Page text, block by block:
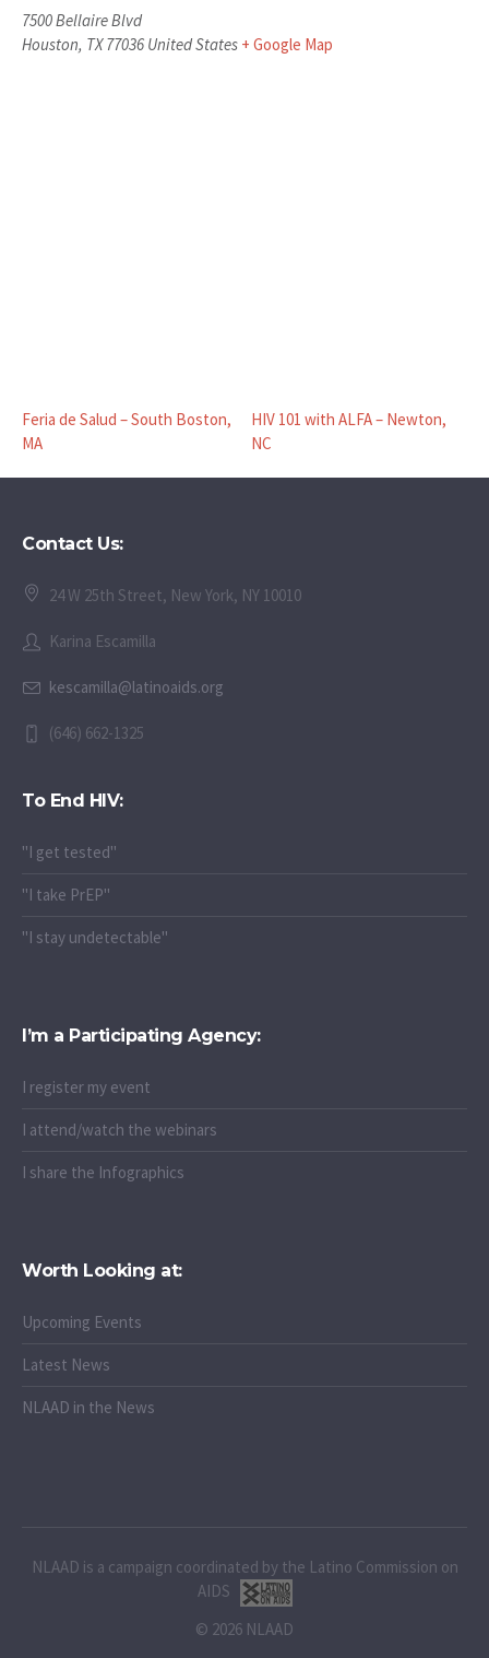
7500 Bellaire Blvd
Houston, TX 77036 United States + Google Map
Feria de Salud – South Boston,
MA
HIV 101 with ALFA – Newton,
NC
Contact Us:
24 W 25th Street, New York, NY 10010
Karina Escamilla
kescamilla@latinoaids.org
(646) 662-1325
To End HIV:
"I get tested"
"I take PrEP"
"I stay undetectable"
I’m a Participating Agency:
I register my event
I attend/watch the webinars
I share the Infographics
Worth Looking at:
Upcoming Events
Latest News
NLAAD in the News
NLAAD is a campaign coordinated by the Latino Commission on
AIDS
© 2026 NLAAD